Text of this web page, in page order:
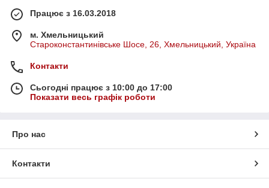
Працює з 16.03.2018
м. Хмельницький
Староконстантинівське Шосе, 26, Хмельницький, Україна
Контакти
Сьогодні працює з 10:00 до 17:00
Показати весь графік роботи
Про нас
Контакти